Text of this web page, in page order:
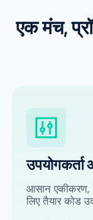
एक मंच,
उपयोगकर्ता
आसान एकीकरण,
लिए तैयार कोड